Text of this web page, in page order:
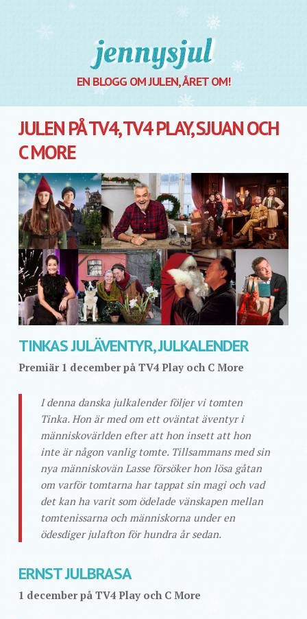
Jennysjul
EN BLOGG OM JULEN, ÅRET OM!
JULEN PÅ TV4, TV4 PLAY, SJUAN OCH
C MORE
TINKAS JULÄVENTYR, JULKALENDER
Premiär 1 december på TV4 Play och C More
I denna danska julkalender följer vi tomten
Tinka. Hon är med om ett oväntat äventyr i
människovärlden efter att hon insett att hon
inte är någon vanlig tomte. Tillsammans med sin
nya människovän Lasse försöker hon lösa gåtan
om varför tomtarna har tappat sin magi och vad
det kan ha varit som ödelade vänskapen mellan
tomtenissarna och människorna under en
ödesdiger julafton för hundra år sedan.
ERNST JULBRASA
1 december på TV4 Play och C More